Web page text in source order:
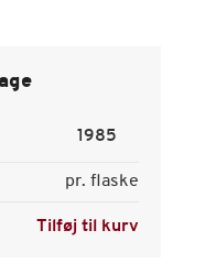
1985
pr. flaske
Tilføj til kurv